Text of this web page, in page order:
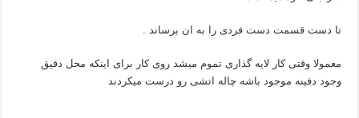
تا دست قسمت دست فردی را به ان برساند .
معمولا وقتی کار لایه گذاری تموم میشد روی کار برای اینکه محل دقیق
وجود دفینه موجود باشه چاله اتشی رو درست میکردند